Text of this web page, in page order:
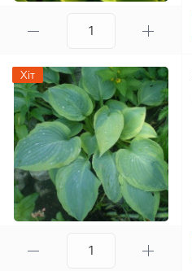
Хіт